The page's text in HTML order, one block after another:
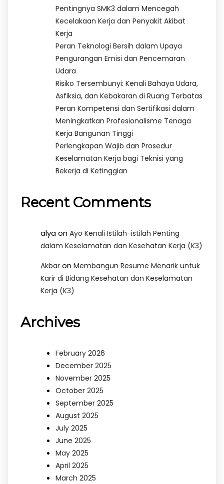
Pentingnya SMK3 dalam Mencegah
Kecelakaan Kerja dan Penyakit Akibat
Kerja
Peran Teknologi Bersih dalam Upaya
Pengurangan Emisi dan Pencemaran
Udara
Risiko Tersembunyi: Kenali Bahaya Udara,
Asfiksia, dan Kebakaran di Ruang Terbatas
Peran Kompetensi dan Sertifikasi dalam
Meningkatkan Profesionalisme Tenaga
Kerja Bangunan Tinggi
Perlengkapan Wajib dan Prosedur
Keselamatan Kerja bagi Teknisi yang
Bekerja di Ketinggian
Recent Comments
alyaon Ayo Kenali Istilah-istilah Penting
dalam Keselamatan dan Kesehatan Kerja (K3)
Akbar on Membangun Resume Menarik untuk
Karir di Bidang Kesehatan dan Keselamatan
Kerja (K3)
Archives
February 2026
December 2025
November 2025
October 2025
September 2025
August 2025
July 2025
June 2025
May 2025
April 2025
March 2025